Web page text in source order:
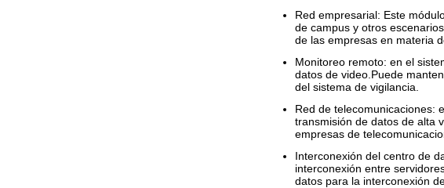
Red empresarial: Este
de campus y otros
de las empresas en materia
Monitoreo remoto: en el
datos de video.Puede
del sistema de vigilancia.
Red de telecomunicaciones:
transmisión de datos de alta
empresas de
Interconexión del centro de
interconexión entre
datos para la interconexión